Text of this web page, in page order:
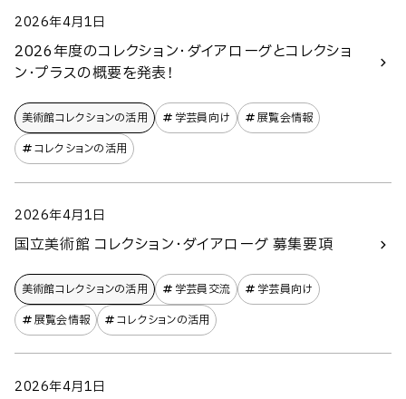
2026年4月1日
2026年度のコレクション・ダイアローグとコレクショ
ン・プラスの概要を発表！
美術館コレクションの​活用 学芸員向け
展覧会情報
コレクションの活用
2026年4月1日
国立美術館 コレクション・ダイアローグ 募集要項
美術館コレクションの​活用 学芸員交流
学芸員向け
展覧会情報
コレクションの活用
2026年4月1日